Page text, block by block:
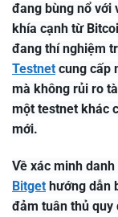
đang bùng nổ với
khía cạnh từ
đang thí nghiệm
Testnet cung cấp
mà không rủi ro
một testnet khác
mới.
Về xác minh
Bitget hướng dẫn
đảm tuân thủ quy